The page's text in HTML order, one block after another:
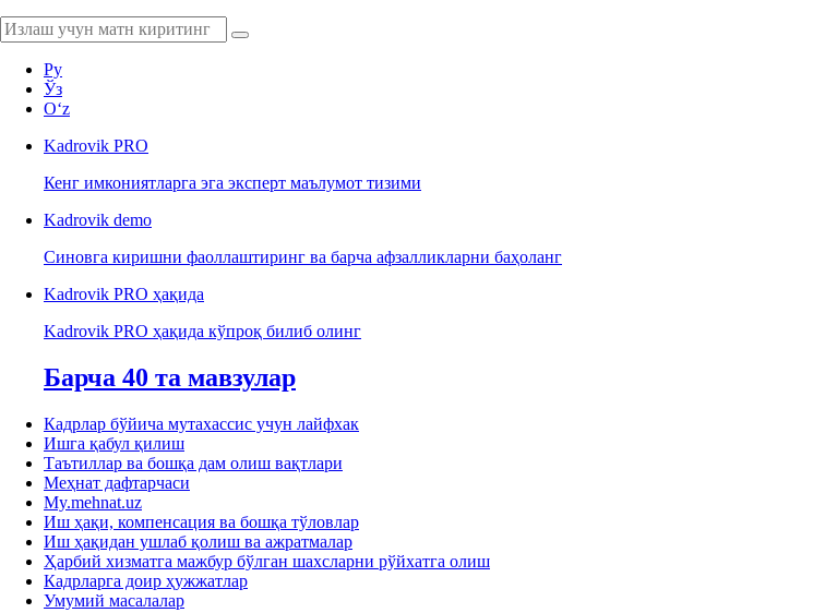
Ру
Ўз
Oʻz
Kadrovik PRO
Кенг имкониятларга эга эксперт маълумот тизими
Kadrovik demo
Синовга киришни фаоллаштиринг ва барча афзалликларни баҳоланг
Kadrovik PRO ҳақида
Kadrovik PRO ҳақида кўпроқ билиб олинг
Барча 40 та мавзулар
Кадрлар бўйича мутахассис учун лайфхак
Ишга қабул қилиш
Таътиллар ва бошқа дам олиш вақтлари
Меҳнат дафтарчаси
My.mehnat.uz
Иш ҳақи, компенсация ва бошқа тўловлар
Иш ҳақидан ушлаб қолиш ва ажратмалар
Ҳарбий хизматга мажбур бўлган шахсларни рўйхатга олиш
Кадрларга доир ҳужжатлар
Умумий масалалар